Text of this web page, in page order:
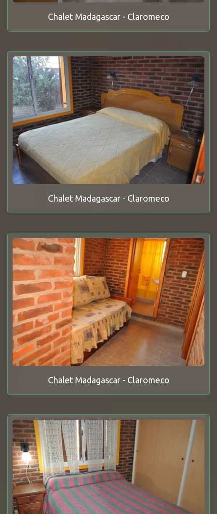
Chalet Madagascar - Claromeco
Chalet Madagascar - Claromeco
Chalet Madagascar - Claromeco